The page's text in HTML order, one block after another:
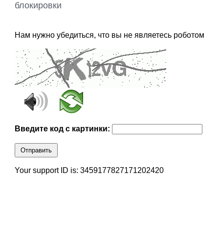
блокировки
Нам нужно убедиться, что вы не являетесь роботом
Введите код с картинки:
Отправить
Your support ID is: 3459177827171202420